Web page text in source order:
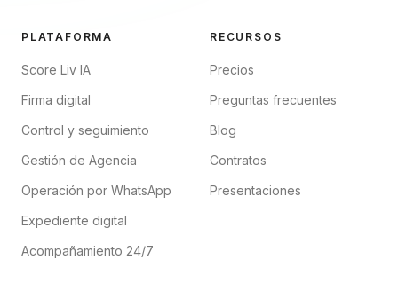
PLATAFORMA
Score Liv IA
Firma digital
Control y seguimiento
Gestión de Agencia
Operación por WhatsApp
Expediente digital
Acompañamiento 24/7
RECURSOS
Precios
Preguntas frecuentes
Blog
Contratos
Presentaciones